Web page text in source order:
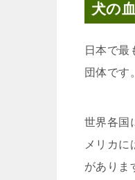
犬の
日本で
団体です。
世界各国
メリカ
がありま